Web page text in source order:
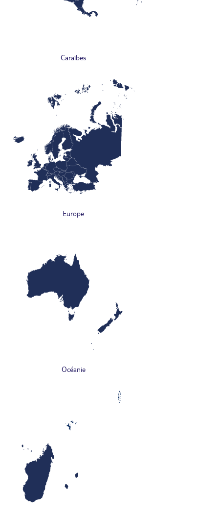
Caraïbes
Europe
Océanie